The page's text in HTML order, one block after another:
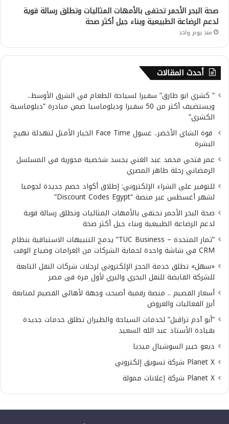
صحة البحر الأحمر تحتفى بالأمهات المثاليات وتطلق رسالة قوية
لدعم الرضاعة الطبيعية وبناء جيل أكثر صحة
منذ يوم واحد
أحدث المقالات
” كشري ابو طارق” سفيرا لسياحة الطعام في الشرق الأوسط..
ويستضيف أكثر من 50 سفيرا ودبلوماسيا ضمن مبادرة “دبلوماسية
الكشري”
قوة الشاي الأخضر.. غسول Face Time الخيار الأمثل لتهدئة تهيج
البشرة
عمر فتحي محمد عبد الغني يجسد شخصية محورية في المسلسل
الرمضاني رحلة طاهر المصري
للتوفير على الشراء الإلكتروني: إطلاق أكواد خصم جديدة لجوميا
لشهر أغسطس عبر منصة “Discount Codes Egypt”
صحة البحر الأحمر تحتفى بالأمهات المثاليات وتطلق رسالة قوية
لدعم الرضاعة الطبيعية وبناء جيل أكثر صحة
“ثمار المتحدة – TUC Business” يدمج التنبيهات الاستباقية بنظام
CRM في شاشة واحدة لحماية الشركات من الغرامات وضياع الوقت
«سهل» تطلق خدمة الحجز الإلكتروني لرحلات شركات النقل التابعة
للشركة القابضة للنقل البحري والبري لأول مرة فى مصر
أسعار القصيم .. منصة رقمية أصبحت وجهة لأهالي القصيم لمتابعة
أبرز الفعاليات والعروض
“أبو آدم تراڤيل” لخدمات السياحة والطيران تطلق خدمات جديدة
بقيادة الأستاذ عبد الله السعيد
ديعو خبير السوشيال ميديا
Planet X شركة تسويق إلكتروني
Planet X شركة إعلانات ممولة